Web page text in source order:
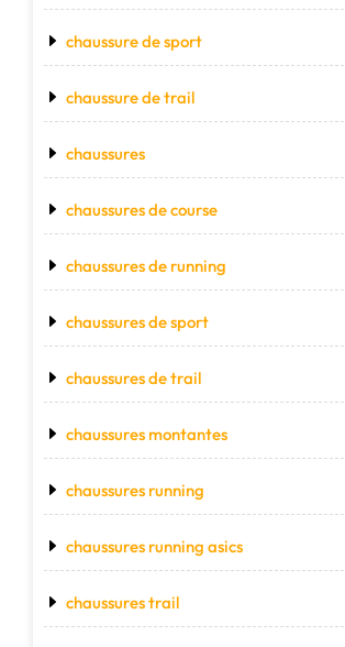
chaussure de sport
chaussure de trail
chaussures
chaussures de course
chaussures de running
chaussures de sport
chaussures de trail
chaussures montantes
chaussures running
chaussures running asics
chaussures trail